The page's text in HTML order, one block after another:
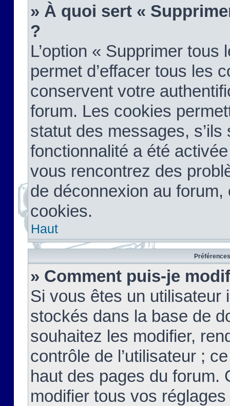
» À quoi sert «
?
L’option « Supprimer
permet d’effacer tous les
conservent votre
forum. Les cookies
statut des messages,
fonctionnalité a été
vous rencontrez des
de déconnexion au
cookies.
Haut
» Comment puis-je
Si vous êtes un
stockés dans la base de
souhaitez les modifier,
contrôle de l’utilisateur ;
haut des pages du forum.
modifier tous vos